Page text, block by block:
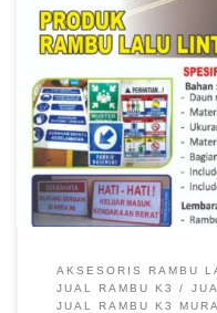
Rambu larangan, Pabrik
Rambu, Pabrik Rambu,
Rambu Larangan:
Keamanan dan
Dalam upaya
aman, keberadaan rambu
vital. […]
AKSESORIS RAMBU
JUAL RAMBU K3
JUAL RAMBU K3